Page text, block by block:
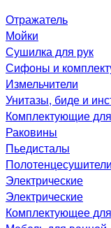
Отражатель
Мойки
Сушилка для рук
Сифоны и
Измельчители
Унитазы, биде и
Комплектующие
Раковины
Пьедисталы
Полотенцесушители
Электрические
Электрические
Комплектующее